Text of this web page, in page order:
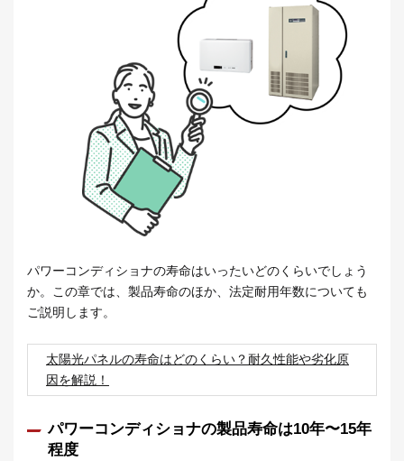
パワーコンディショナの寿命はいったいどのくらいでしょう
か。この章では、製品寿命のほか、法定耐用年数についても
ご説明します。
太陽光パネルの寿命はどのくらい？耐久性能や劣化原
因を解説！
パワーコンディショナの製品寿命は10年〜15年
程度